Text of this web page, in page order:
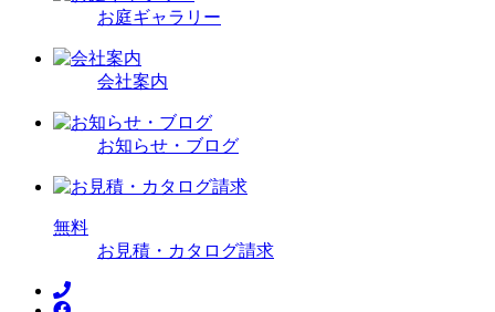
お庭ギャラリー
会社案内
お知らせ・ブログ
無料
お見積・カタログ請求